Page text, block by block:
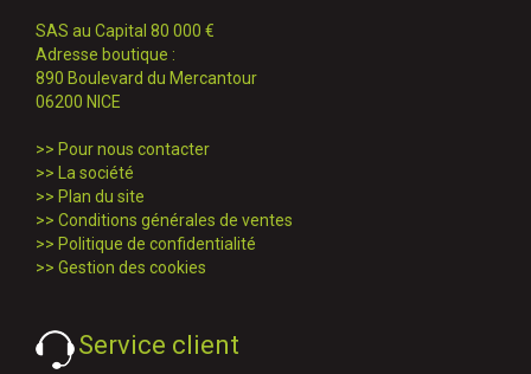
SAS au Capital 80 000 €
Adresse boutique :
890 Boulevard du Mercantour
06200 NICE
>> Pour nous contacter
>> La société
>> Plan du site
>> Conditions générales de ventes
>> Politique de confidentialité
>> Gestion des cookies
Service client